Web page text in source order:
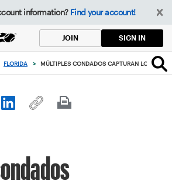
information? Find your account!
JOIN SIGN IN
FLORIDA > MÚLTIPLES CONDADOS CAPTURAN LOS